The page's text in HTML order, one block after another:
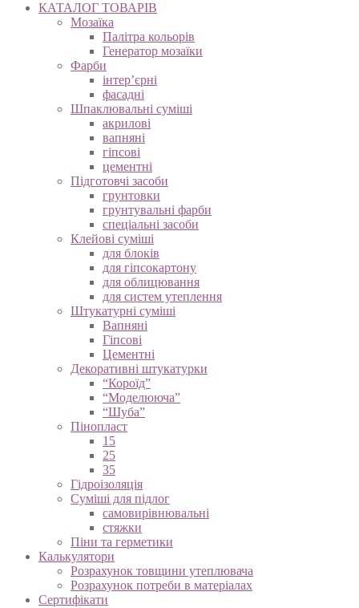
КАТАЛОГ ТОВАРІВ
Мозаїка
Палітра кольорів
Генератор мозаїки
Фарби
інтер’єрні
фасадні
Шпаклювальні суміші
акрилові
вапняні
гіпсові
цементні
Підготовчі засоби
грунтовки
грунтувальні фарби
спеціальні засоби
Клейові суміші
для блоків
для гіпсокартону
для облицювання
для систем утеплення
Штукатурні суміші
Вапняні
Гіпсові
Цементні
Декоративні штукатурки
“Короїд”
“Моделююча”
“Шуба”
Пінопласт
15
25
35
Гідроізоляція
Суміші для підлог
самовирівнювальні
стяжки
Піни та герметики
Калькулятори
Розрахунок товщини утеплювача
Розрахунок потреби в матеріалах
Сертифікати